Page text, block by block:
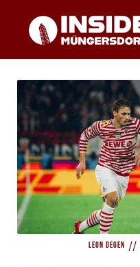
Leon Degen //